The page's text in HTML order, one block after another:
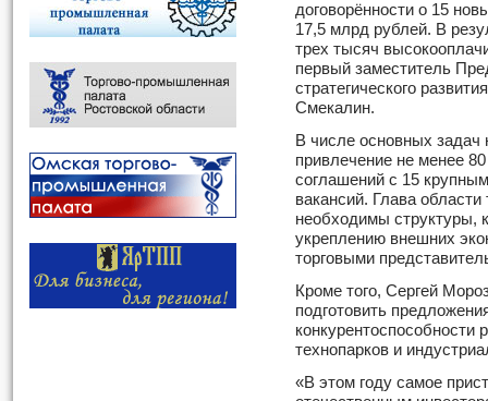
договорённости о 15
17,5 млрд рублей. В
трех тысяч
первый заместитель
стратегического
Смекалин.
В числе основных задач
привлечение не менее
соглашений с 15
вакансий. Глава
необходимы структуры,
укреплению внешних
торговыми
Кроме того, Сергей
подготовить
конкурентоспособности
технопарков и
«В этом году самое